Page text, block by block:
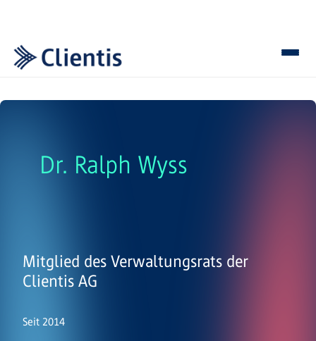
Dr. Ralph Wyss
Mitglied des Verwaltungsrats der
Clientis AG
Seit 2014